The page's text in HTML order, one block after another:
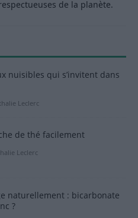
de la planète.
nuisibles qui s’invitent dans
Leclerc
de thé facilement
Leclerc
naturellement : bicarbonate
?